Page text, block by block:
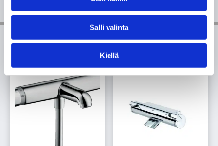
Salli valinta
Kiellä